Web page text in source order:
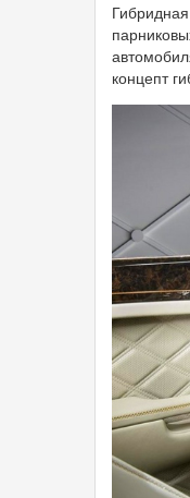
концепт